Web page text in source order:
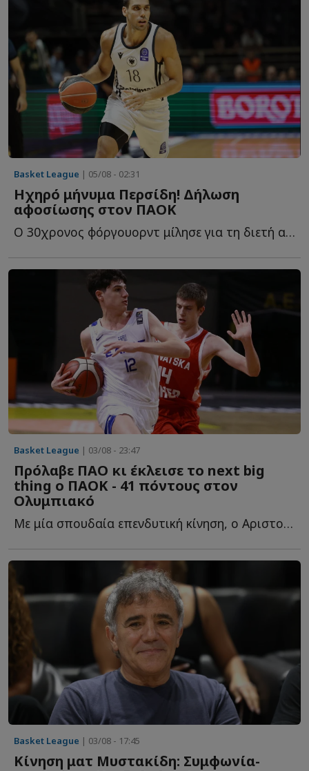
Basket League | 05/08 - 02:31
Ηχηρό μήνυμα Περσίδη! Δήλωση
αφοσίωσης στον ΠΑΟΚ
Ο 30χρονος φόργουορντ μίλησε για τη διετή ανανέωση, τ...
Basket League | 03/08 - 23:47
Πρόλαβε ΠΑΟ κι έκλεισε το next big
thing ο ΠΑΟΚ - 41 πόντους στον
Ολυμπιακό
Με μία σπουδαία επενδυτική κίνηση, ο Αριστοτέλης Μυστακίδης κ...
Basket League | 03/08 - 17:45
Κίνηση ματ Μυστακίδη: Συμφωνία-